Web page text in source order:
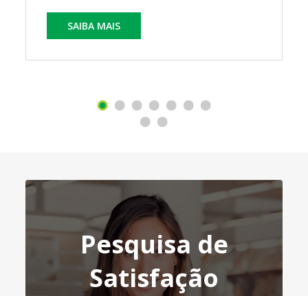
SAIBA MAIS
Pesquisa de
Satisfação